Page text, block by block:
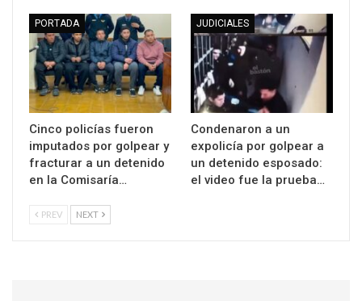
PORTADA
Cinco policías fueron
imputados por golpear y
fracturar a un detenido
en la Comisaría…
JUDICIALES
Condenaron a un
expolicía por golpear a
un detenido esposado:
el video fue la prueba…
PREV NEXT